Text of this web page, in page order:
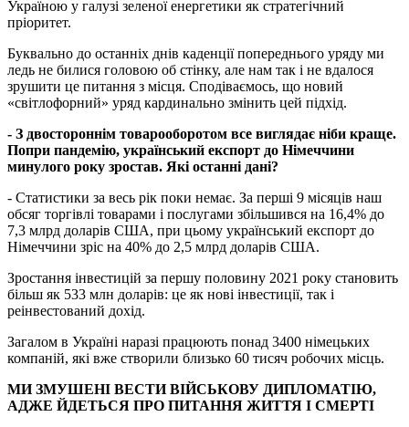
Україною у галузі зеленої енергетики як стратегічний
пріоритет.
Буквально до останніх днів каденції попереднього уряду ми
ледь не билися головою об стінку, але нам так і не вдалося
зрушити це питання з місця. Сподіваємось, що новий
«світлофорний» уряд кардинально змінить цей підхід.
- З двостороннім товарооборотом все виглядає ніби краще.
Попри пандемію, український експорт до Німеччини
минулого року зростав. Які останні дані?
- Статистики за весь рік поки немає. За перші 9 місяців наш
обсяг торгівлі товарами і послугами збільшився на 16,4% до
7,3 млрд доларів США, при цьому український експорт до
Німеччини зріс на 40% до 2,5 млрд доларів США.
Зростання інвестицій за першу половину 2021 року становить
більш як 533 млн доларів: це як нові інвестиції, так і
реінвестований дохід.
Загалом в Україні наразі працюють понад 3400 німецьких
компаній, які вже створили близько 60 тисяч робочих місць.
МИ ЗМУШЕНІ ВЕСТИ ВІЙСЬКОВУ ДИПЛОМАТІЮ,
АДЖЕ ЙДЕТЬСЯ ПРО ПИТАННЯ ЖИТТЯ І СМЕРТІ